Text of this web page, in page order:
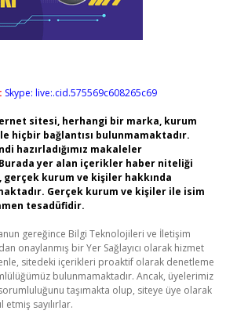
Skype: live:.cid.575569c608265c69
sitesi, herhangi bir marka, kurum
hiçbir bağlantısı bulunmamaktadır.
hazırladığımız makaleler
yer alan içerikler haber niteliği
gerçek kurum ve kişiler hakkında
Gerçek kurum ve kişiler ile isim
tesadüfidir.
gereğince Bilgi Teknolojileri ve İletişim
onaylanmış bir Yer Sağlayıcı olarak hizmet
sitedeki içerikleri proaktif olarak denetleme
bulunmamaktadır. Ancak, üyelerimiz
taşımakta olup, siteye üye olarak
sayılırlar.